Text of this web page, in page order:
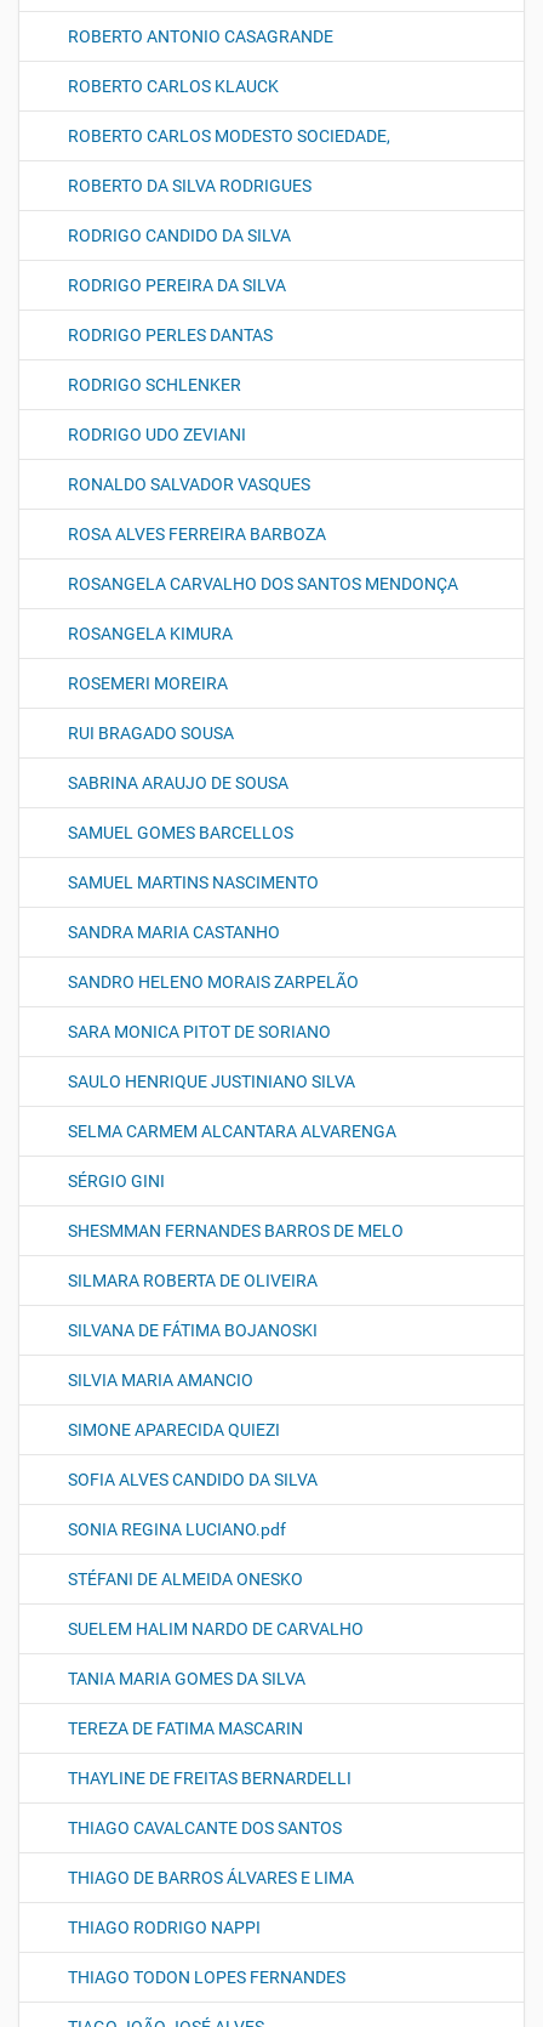
ROBERTO ANTONIO CASAGRANDE
ROBERTO CARLOS KLAUCK
ROBERTO CARLOS MODESTO SOCIEDADE,
ROBERTO DA SILVA RODRIGUES
RODRIGO CANDIDO DA SILVA
RODRIGO PEREIRA DA SILVA
RODRIGO PERLES DANTAS
RODRIGO SCHLENKER
RODRIGO UDO ZEVIANI
RONALDO SALVADOR VASQUES
ROSA ALVES FERREIRA BARBOZA
ROSANGELA CARVALHO DOS SANTOS MENDONÇA
ROSANGELA KIMURA
ROSEMERI MOREIRA
RUI BRAGADO SOUSA
SABRINA ARAUJO DE SOUSA
SAMUEL GOMES BARCELLOS
SAMUEL MARTINS NASCIMENTO
SANDRA MARIA CASTANHO
SANDRO HELENO MORAIS ZARPELÃO
SARA MONICA PITOT DE SORIANO
SAULO HENRIQUE JUSTINIANO SILVA
SELMA CARMEM ALCANTARA ALVARENGA
SÉRGIO GINI
SHESMMAN FERNANDES BARROS DE MELO
SILMARA ROBERTA DE OLIVEIRA
SILVANA DE FÁTIMA BOJANOSKI
SILVIA MARIA AMANCIO
SIMONE APARECIDA QUIEZI
SOFIA ALVES CANDIDO DA SILVA
SONIA REGINA LUCIANO.pdf
STÉFANI DE ALMEIDA ONESKO
SUELEM HALIM NARDO DE CARVALHO
TANIA MARIA GOMES DA SILVA
TEREZA DE FATIMA MASCARIN
THAYLINE DE FREITAS BERNARDELLI
THIAGO CAVALCANTE DOS SANTOS
THIAGO DE BARROS ÁLVARES E LIMA
THIAGO RODRIGO NAPPI
THIAGO TODON LOPES FERNANDES